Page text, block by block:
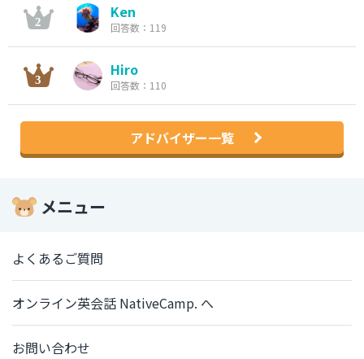
Ken
回答数：119
Hiro
回答数：110
アドバイザー一覧
メニュー
よくあるご質問
オンライン英会話 NativeCamp. へ
お問い合わせ